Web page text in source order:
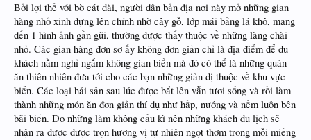
Bởi lợi thế với bờ cát dài, người dân bản địa nơi này mở những gian
hàng nhỏ xinh dựng lên chính nhờ cây gỗ, lớp mái bằng lá khô, mang
đến 1 hình ảnh gần gũi, thường được thấy thuộc về những làng chài
nhỏ. Các gian hàng đơn sơ ấy không đơn giản chỉ là địa điểm để du
khách nằm nghỉ ngắm không gian biển mà đó có thể là những quán
ăn thiên nhiên đưa tới cho các bạn những giản dị thuộc về khu vực
biển. Các loại hải sản sau lúc được bắt lên vẫn tươi sống và rồi làm
thành những món ăn đơn giản thí dụ như hấp, nướng và nếm luôn bên
bãi biển. Do những làm không cầu kì nên những khách du lịch sẽ
nhận ra được được trọn hương vị tự nhiên ngọt thơm trong mỗi miếng